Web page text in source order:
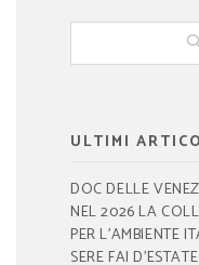
ULTIMI
DOC DELLE
NEL 2026 LA
PER L’AMBIENTE
SERE FAI D’ESTATE